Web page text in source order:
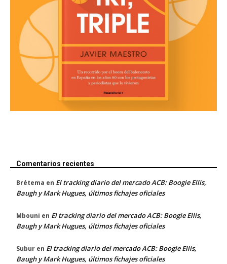
Comentarios recientes
Brétema en El tracking diario del mercado ACB: Boogie Ellis,
Baugh y Mark Hugues, últimos fichajes oficiales
Mbouni en El tracking diario del mercado ACB: Boogie Ellis,
Baugh y Mark Hugues, últimos fichajes oficiales
Subur en El tracking diario del mercado ACB: Boogie Ellis,
Baugh y Mark Hugues, últimos fichajes oficiales